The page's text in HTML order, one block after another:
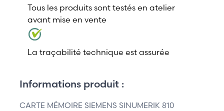
Tous les produits sont testés en atelier
avant mise en vente
La traçabilité technique est assurée
Informations produit :
CARTE MÉMOIRE SIEMENS SINUMERIK 810